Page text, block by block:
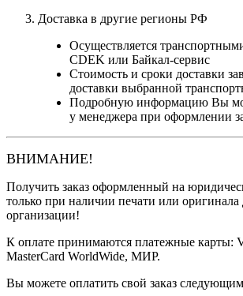
Доставка в другие регионы РФ
Осуществляется
CDEK или Байкал-сервис
Стоимость и сроки доставки
доставки выбранной
Подробную информацию Вы
у менеджера при оформлении
ВНИМАНИЕ!
Получить заказ оформленный на
только при наличии печати или оригинала
организации!
К оплате принимаются платежные карты:
MasterCard WorldWide, МИР.
Вы можете оплатить свой заказ